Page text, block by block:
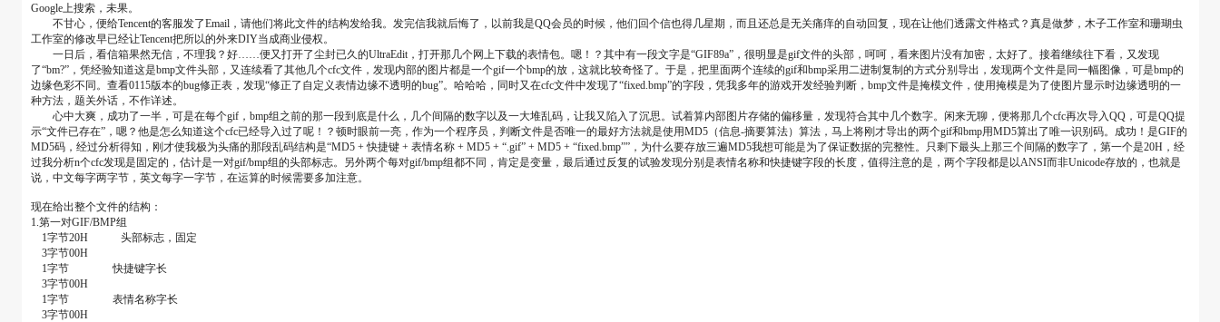
Google上搜索，未果。
不甘心，便给Tencent的客服发了Email，请他们将此文件的结构发给我。发完信我就后悔了，以前我是QQ会员的时候，他们回个信也得几星期，而且还总是无关痛痒的自动回复，现在让他们透露文件格式？真是做梦，木子工作室和珊瑚虫
工作室的修改早已经让Tencent把所以的外来DIY当成商业侵权。
一日后，看信箱果然无信，不理我？好……便又打开了尘封已久的UltraEdit，打开那几个网上下载的表情包。嗯！？其中有一段文字是“GIF89a”，很明显是gif文件的头部，呵呵，看来图片没有加密，太好了。接着继续往下看，又发现
了“bm?”，凭经验知道这是bmp文件头部，又连续看了其他几个cfc文件，发现内部的图片都是一个gif一个bmp的放，这就比较奇怪了。于是，把里面两个连续的gif和bmp采用二进制复制的方式分别导出，发现两个文件是同一幅图像，可是bmp的
边缘色彩不同。查看0115版本的bug修正表，发现“修正了自定义表情边缘不透明的bug”。哈哈哈，同时又在cfc文件中发现了“fixed.bmp”的字段，凭我多年的游戏开发经验判断，bmp文件是掩模文件，使用掩模是为了使图片显示时边缘透明的一
种方法，题关外话，不作详述。
心中大爽，成功了一半，可是在每个gif，bmp组之前的那一段到底是什么，几个间隔的数字以及一大堆乱码，让我又陷入了沉思。试着算内部图片存储的偏移量，发现符合其中几个数字。闲来无聊，便将那几个cfc再次导入QQ，可是QQ提
示“文件已存在”，嗯？他是怎么知道这个cfc已经导入过了呢！？顿时眼前一亮，作为一个程序员，判断文件是否唯一的最好方法就是使用MD5（信息-摘要算法）算法，马上将刚才导出的两个gif和bmp用MD5算出了唯一识别码。成功！是GIF的
MD5码，经过分析得知，刚才使我极为头痛的那段乱码结构是“MD5 + 快捷键 + 表情名称 + MD5 + “.gif” + MD5 + “fixed.bmp””，为什么要存放三遍MD5我想可能是为了保证数据的完整性。只剩下最头上那三个间隔的数字了，第一个是20H，经
过我分析n个cfc发现是固定的，估计是一对gif/bmp组的头部标志。另外两个每对gif/bmp组都不同，肯定是变量，最后通过反复的试验发现分别是表情名称和快捷键字段的长度，值得注意的是，两个字段都是以ANSI而非Unicode存放的，也就是
说，中文每字两字节，英文每字一字节，在运算的时候需要多加注意。
现在给出整个文件的结构：
1.第一对GIF/BMP组
1字节20H 头部标志，固定
3字节00H
1字节 快捷键字长
3字节00H
1字节 表情名称字长
3字节00H